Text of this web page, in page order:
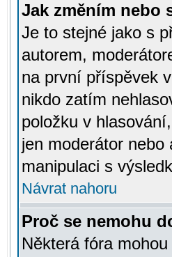
Jak změním nebo
Je to stejné jako s
autorem,
na první příspěvek
nikdo zatím
položku v
jen moderátor
manipulaci s
Návrat nahoru
Proč se nemohu
Některá fóra